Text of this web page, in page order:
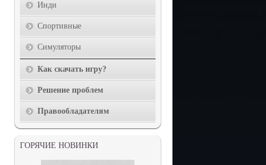
Инди
Спортивные
Симуляторы
Как скачать игру?
Решение проблем
Правообладателям
ГОРЯЧИЕ НОВИНКИ